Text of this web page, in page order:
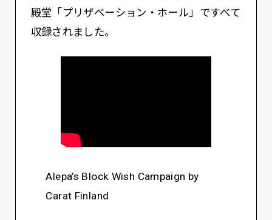
殿堂「プリザベーション・ホール」ですべて
収録されました。
Alepa’s Block Wish Campaign by
Carat Finland